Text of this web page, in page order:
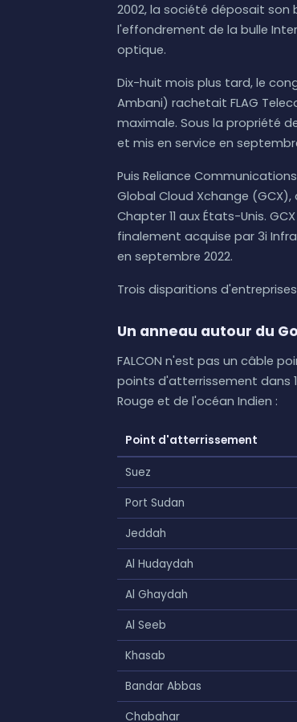
2002, la société déposait son
l'effondrement de la bulle
optique.
Dix-huit mois plus tard, le
Ambani) rachetait FLAG
maximale. Sous la propriété
et mis en service en
Puis Reliance
Global Cloud Xchange
Chapter 11 aux États-Unis.
finalement acquise par 3i
en septembre 2022.
Trois disparitions
Un anneau autour du
FALCON n'est pas un câble
points d'atterrissement dans
Rouge et de l'océan Indien :
Point d'atterrissement
Suez
Port Sudan
Jeddah
Al Hudaydah
Al Ghaydah
Al Seeb
Khasab
Bandar Abbas
Chabahar